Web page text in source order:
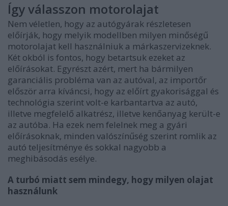
Így válasszon motorolajat
Nem véletlen, hogy az autógyárak részletesen
előírják, hogy melyik modellben milyen minőségű
motorolajat kell használniuk a márkaszervizeknek.
Két okból is fontos, hogy betartsuk ezeket az
előírásokat. Egyrészt azért, mert ha bármilyen
garanciális probléma van az autóval, az importőr
először arra kíváncsi, hogy az előírt gyakorisággal és
technológia szerint volt-e karbantartva az autó,
illetve megfelelő alkatrész, illetve kenőanyag került-e
az autóba. Ha ezek nem felelnek meg a gyári
előírásoknak, minden valószínűség szerint romlik az
autó teljesítménye és sokkal nagyobb a
meghibásodás esélye.
A turbó miatt sem mindegy, hogy milyen olajat
használunk